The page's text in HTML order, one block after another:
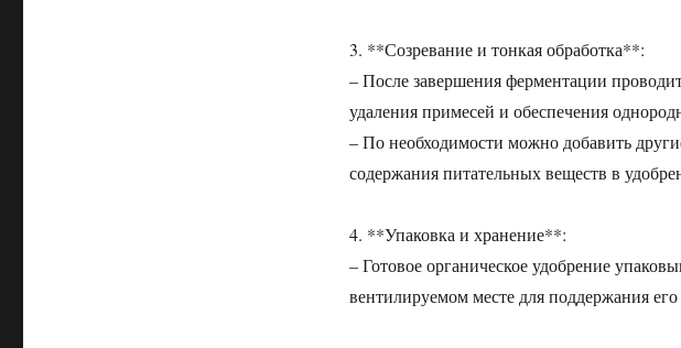
3. **Созревание и тонкая обработка**:
– После завершения ферментации
удаления примесей и обеспечения
– По необходимости можно добавить
содержания питательных веществ в
4. **Упаковка и хранение**:
– Готовое органическое удобрение
вентилируемом месте для поддержания